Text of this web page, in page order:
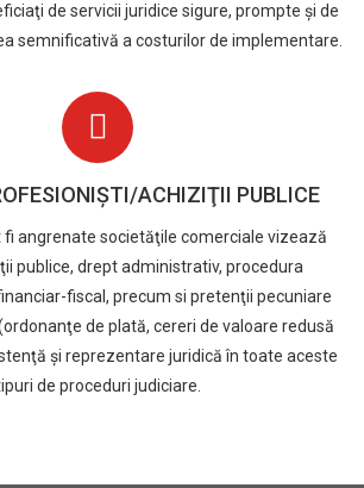
de servicii juridice sigure, prompte şi de
semnificativă a costurilor de implementare.
ACHIZIŢII PUBLICE
fi angrenate societăţile comerciale vizează
publice, drept administrativ, procedura
fiscal, precum si pretenţii pecuniare
de plată, cereri de valoare redusă
şi reprezentare juridică în toate aceste
de proceduri judiciare.